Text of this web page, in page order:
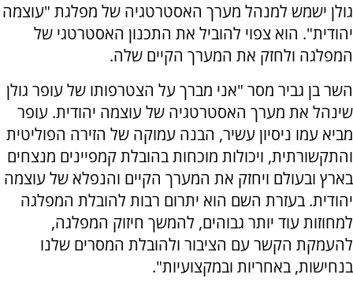
גולן ישמש למנהל מערך האסטרטגיה של מפלגת "עוצמה
יהודית". הוא צפוי להוביל את התכנון האסטרטגי של
המפלגה ולחזק את המערך הקיים שלה.
השר בן גביר מסר "אני מברך על הצטרפותו של עופר גולן
שינהל את מערך האסטרטגיה של עוצמה יהודית. עופר
מביא עמו ניסיון עשיר, הבנה עמוקה של הזירה הפוליטית
והתקשורתית, ויכולות מוכחות בהובלת קמפיינים מנצחים
בארץ ובעולם ויחזק את המערך הקיים והנפלא של עוצמה
יהודית. בעזרת השם הוא יתרום רבות להובלת המפלגה
למחוזות עוד יותר גבוהים, להמשך חיזוק המפלגה,
להעמקת הקשר עם הציבור ולהובלת המסרים שלנו
בנחישות, באחריות ובמקצועיות".